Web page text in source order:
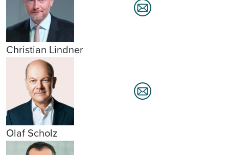
Christian Lindner
Olaf Scholz